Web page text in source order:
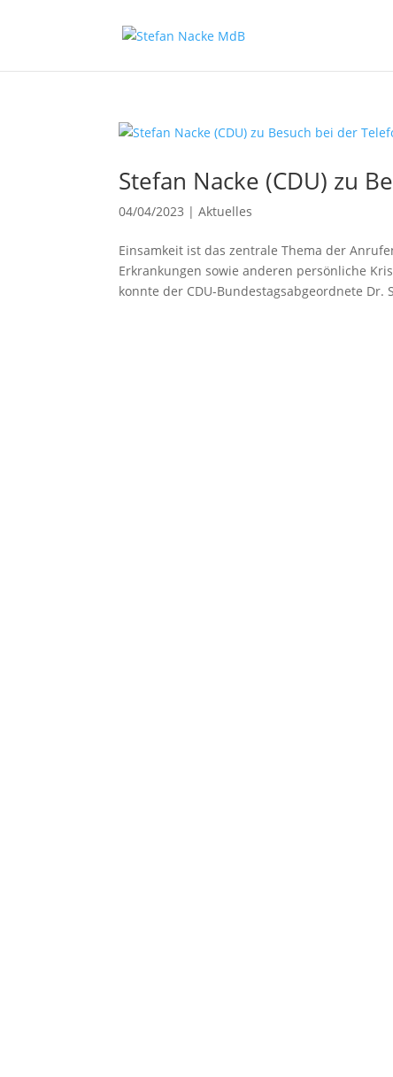
Stefan Nacke (CDU) zu
04/04/2023 |Aktuelles
Einsamkeit ist das zentrale Thema der
Erkrankungen sowie anderen persönliche
konnte der CDU-Bundestagsabgeordnete Dr.